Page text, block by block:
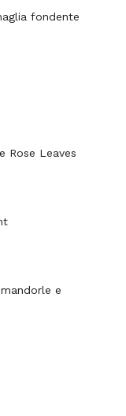
fondente
Rose Leaves
e